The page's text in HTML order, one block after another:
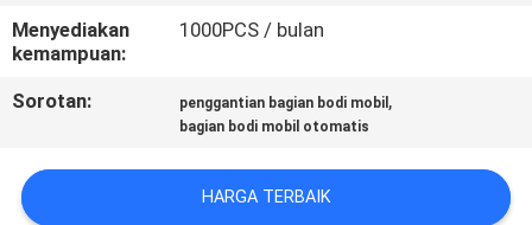
SITEMAP
PRIVACY
POLICY
Menyediakan
kemampuan:
1000PCS / bulan
Sorotan: penggantian bagian bodi mobil ,
bagian bodi mobil otomatis
HARGA TERBAIK